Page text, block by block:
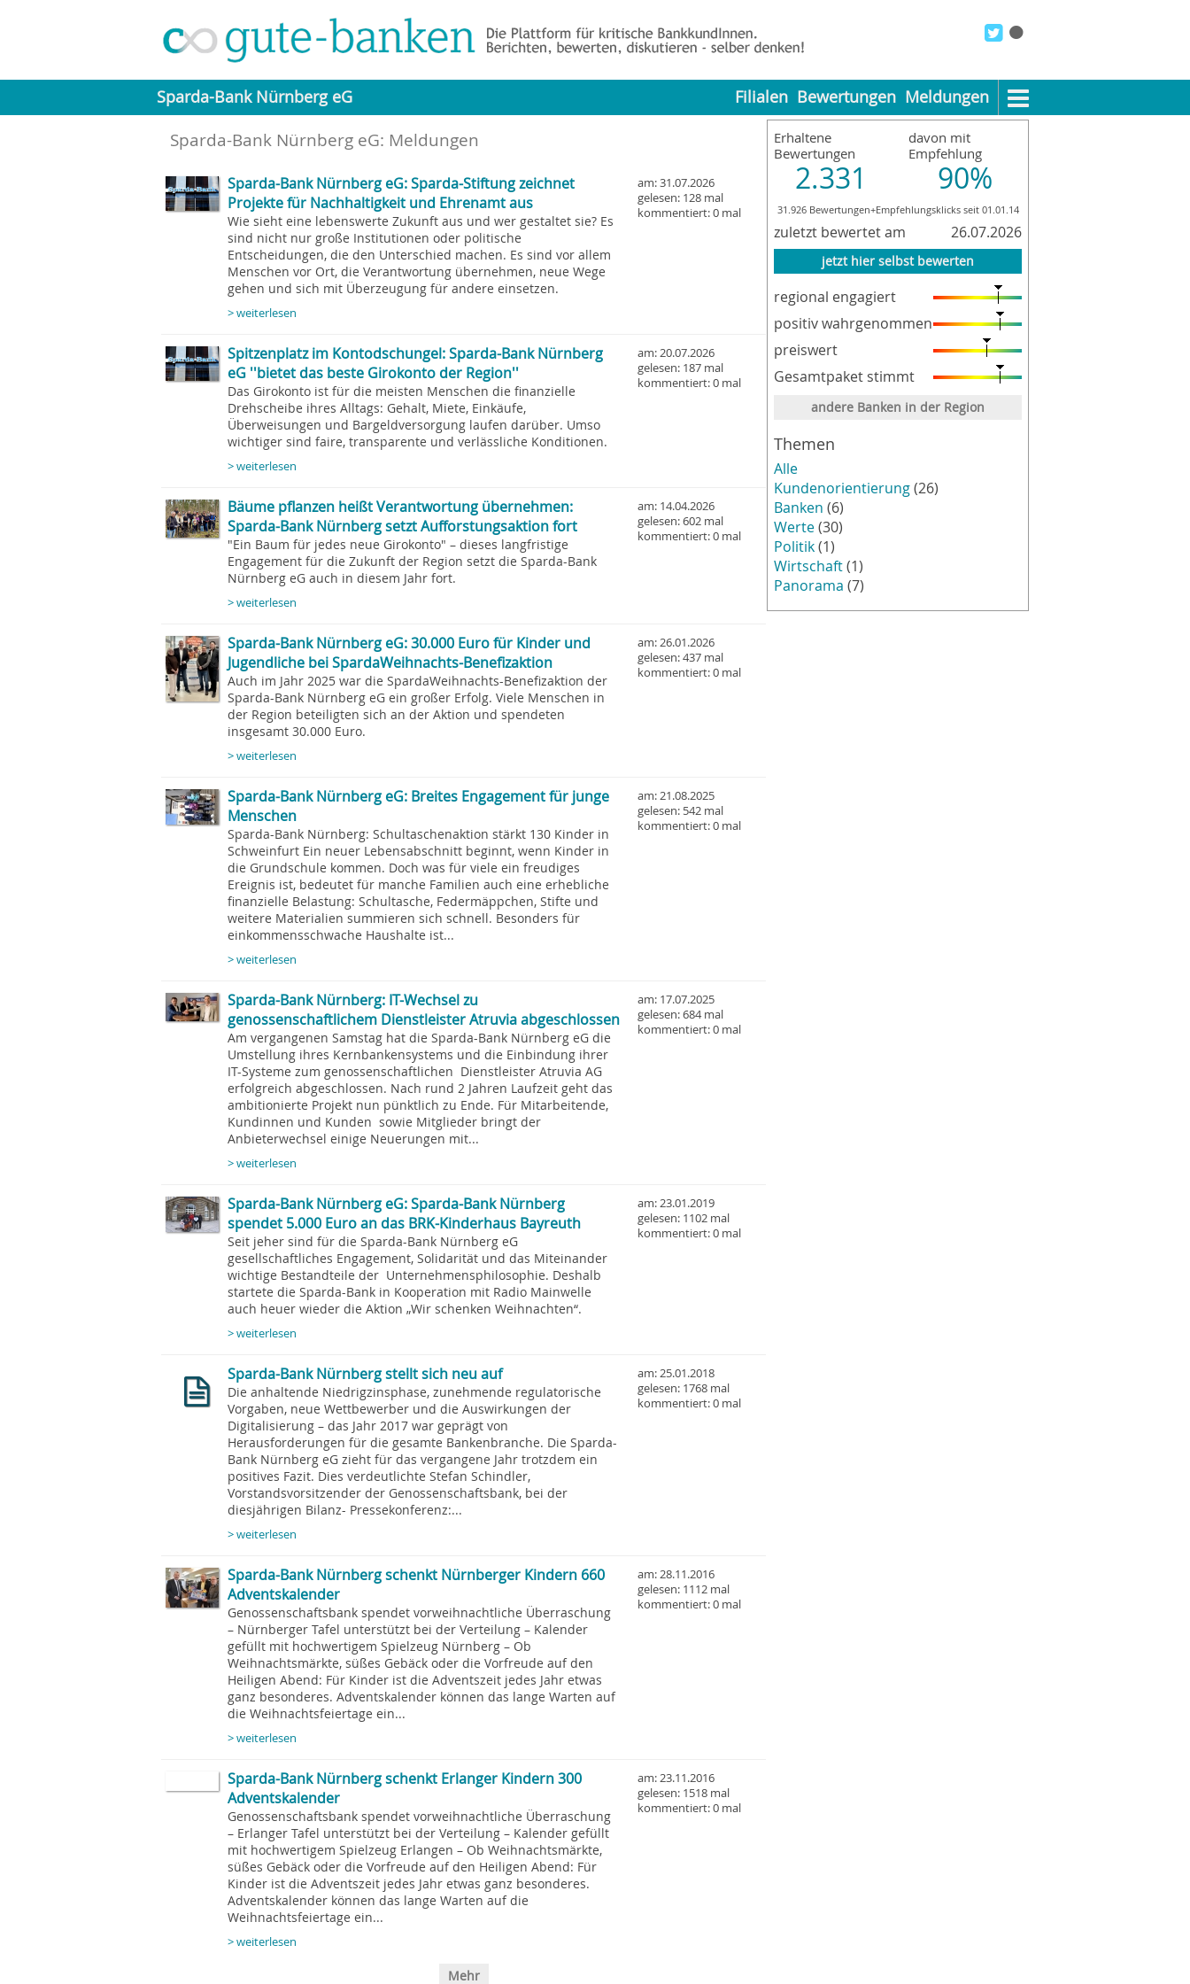
Sparda-Bank Nürnberg eG Filialen Bewertungen Meldungen
Erhaltene
Bewertungen
2.331
davon mit
Empfehlung
90%
31.926 Bewertungen+Empfehlungsklicks seit 01.01.14
zuletzt bewertet am 26.07.2026
jetzt hier selbst bewerten
regional engagiert
positiv wahrgenommen
preiswert
Gesamtpaket stimmt
andere Banken in der Region
Themen
Alle
Kundenorientierung(26)
Banken (6)
Werte(30)
Politik(1)
Wirtschaft(1)
Panorama (7)
Sparda-Bank Nürnberg eG: Meldungen
am: 31.07.2026
gelesen: 128 mal
kommentiert: 0 mal
Sparda-Bank Nürnberg eG: Sparda-Stiftung zeichnet
Projekte für Nachhaltigkeit und Ehrenamt aus
Wie sieht eine lebenswerte Zukunft aus und wer gestaltet sie? Es
sind nicht nur große Institutionen oder politische
Entscheidungen, die den Unterschied machen. Es sind vor allem
Menschen vor Ort, die Verantwortung übernehmen, neue Wege
gehen und sich mit Überzeugung für andere einsetzen.
> weiterlesen
am: 20.07.2026
gelesen: 187 mal
kommentiert: 0 mal
Spitzenplatz im Kontodschungel: Sparda-Bank Nürnberg
eG ''bietet das beste Girokonto der Region''
Das Girokonto ist für die meisten Menschen die finanzielle
Drehscheibe ihres Alltags: Gehalt, Miete, Einkäufe,
Überweisungen und Bargeldversorgung laufen darüber. Umso
wichtiger sind faire, transparente und verlässliche Konditionen.
> weiterlesen
am: 14.04.2026
gelesen: 602 mal
kommentiert: 0 mal
Bäume pflanzen heißt Verantwortung übernehmen:
Sparda-Bank Nürnberg setzt Aufforstungsaktion fort
"Ein Baum für jedes neue Girokonto" – dieses langfristige
Engagement für die Zukunft der Region setzt die Sparda-Bank
Nürnberg eG auch in diesem Jahr fort.
> weiterlesen
am: 26.01.2026
gelesen: 437 mal
kommentiert: 0 mal
Sparda-Bank Nürnberg eG: 30.000 Euro für Kinder und
Jugendliche bei SpardaWeihnachts-Benefizaktion
Auch im Jahr 2025 war die SpardaWeihnachts-Benefizaktion der
Sparda-Bank Nürnberg eG ein großer Erfolg. Viele Menschen in
der Region beteiligten sich an der Aktion und spendeten
insgesamt 30.000 Euro.
> weiterlesen
am: 21.08.2025
gelesen: 542 mal
kommentiert: 0 mal
Sparda-Bank Nürnberg eG: Breites Engagement für junge
Menschen
Sparda-Bank Nürnberg: Schultaschenaktion stärkt 130 Kinder in
Schweinfurt Ein neuer Lebensabschnitt beginnt, wenn Kinder in
die Grundschule kommen. Doch was für viele ein freudiges
Ereignis ist, bedeutet für manche Familien auch eine erhebliche
finanzielle Belastung: Schultasche, Federmäppchen, Stifte und
weitere Materialien summieren sich schnell. Besonders für
einkommensschwache Haushalte ist...
> weiterlesen
am: 17.07.2025
gelesen: 684 mal
kommentiert: 0 mal
Sparda-Bank Nürnberg: IT-Wechsel zu
genossenschaftlichem Dienstleister Atruvia abgeschlossen
Am vergangenen Samstag hat die Sparda-Bank Nürnberg eG die
Umstellung ihres Kernbankensystems und die Einbindung ihrer
IT-Systeme zum genossenschaftlichen Dienstleister Atruvia AG
erfolgreich abgeschlossen. Nach rund 2 Jahren Laufzeit geht das
ambitionierte Projekt nun pünktlich zu Ende. Für Mitarbeitende,
Kundinnen und Kunden sowie Mitglieder bringt der
Anbieterwechsel einige Neuerungen mit...
> weiterlesen
am: 23.01.2019
gelesen: 1102 mal
kommentiert: 0 mal
Sparda-Bank Nürnberg eG: Sparda-Bank Nürnberg
spendet 5.000 Euro an das BRK-Kinderhaus Bayreuth
Seit jeher sind für die Sparda-Bank Nürnberg eG
gesellschaftliches Engagement, Solidarität und das Miteinander
wichtige Bestandteile der Unternehmensphilosophie. Deshalb
startete die Sparda-Bank in Kooperation mit Radio Mainwelle
auch heuer wieder die Aktion „Wir schenken Weihnachten“.
> weiterlesen
am: 25.01.2018
gelesen: 1768 mal
kommentiert: 0 mal
Sparda-Bank Nürnberg stellt sich neu auf
Die anhaltende Niedrigzinsphase, zunehmende regulatorische
Vorgaben, neue Wettbewerber und die Auswirkungen der
Digitalisierung – das Jahr 2017 war geprägt von
Herausforderungen für die gesamte Bankenbranche. Die Sparda-
Bank Nürnberg eG zieht für das vergangene Jahr trotzdem ein
positives Fazit. Dies verdeutlichte Stefan Schindler,
Vorstandsvorsitzender der Genossenschaftsbank, bei der
diesjährigen Bilanz- Pressekonferenz:...
> weiterlesen
am: 28.11.2016
gelesen: 1112 mal
kommentiert: 0 mal
Sparda-Bank Nürnberg schenkt Nürnberger Kindern 660
Adventskalender
Genossenschaftsbank spendet vorweihnachtliche Überraschung
– Nürnberger Tafel unterstützt bei der Verteilung – Kalender
gefüllt mit hochwertigem Spielzeug Nürnberg – Ob
Weihnachtsmärkte, süßes Gebäck oder die Vorfreude auf den
Heiligen Abend: Für Kinder ist die Adventszeit jedes Jahr etwas
ganz besonderes. Adventskalender können das lange Warten auf
die Weihnachtsfeiertage ein...
> weiterlesen
am: 23.11.2016
gelesen: 1518 mal
kommentiert: 0 mal
Sparda-Bank Nürnberg schenkt Erlanger Kindern 300
Adventskalender
Genossenschaftsbank spendet vorweihnachtliche Überraschung
– Erlanger Tafel unterstützt bei der Verteilung – Kalender gefüllt
mit hochwertigem Spielzeug Erlangen – Ob Weihnachtsmärkte,
süßes Gebäck oder die Vorfreude auf den Heiligen Abend: Für
Kinder ist die Adventszeit jedes Jahr etwas ganz besonderes.
Adventskalender können das lange Warten auf die
Weihnachtsfeiertage ein...
> weiterlesen
Mehr